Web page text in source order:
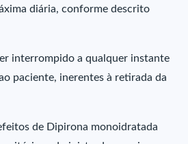
diária, conforme descrito
interrompido a qualquer instante
paciente, inerentes à retirada da
de Dipirona monoidratada